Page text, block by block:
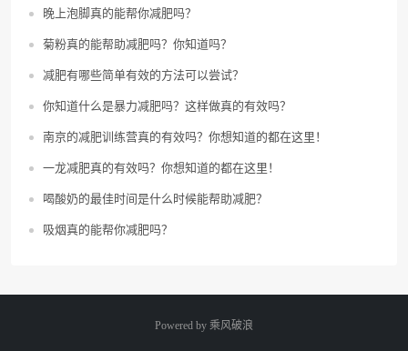
晚上泡脚真的能帮你减肥吗？
菊粉真的能帮助减肥吗？你知道吗？
减肥有哪些简单有效的方法可以尝试？
你知道什么是暴力减肥吗？这样做真的有效吗？
南京的减肥训练营真的有效吗？你想知道的都在这里！
一龙减肥真的有效吗？你想知道的都在这里！
喝酸奶的最佳时间是什么时候能帮助减肥？
吸烟真的能帮你减肥吗？
Powered by 乘风破浪